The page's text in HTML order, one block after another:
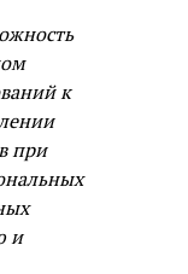
к
при
и